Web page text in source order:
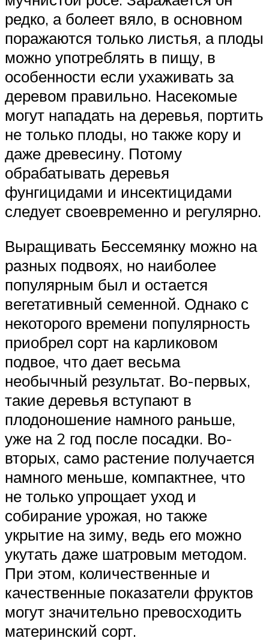
редко, а болеет вяло, в основном
поражаются только листья, а плоды
можно употреблять в пищу, в
особенности если ухаживать за
деревом правильно. Насекомые
могут нападать на деревья, портить
не только плоды, но также кору и
даже древесину. Потому
обрабатывать деревья
фунгицидами и инсектицидами
следует своевременно и регулярно.
Выращивать Бессемянку можно на
разных подвоях, но наиболее
популярным был и остается
вегетативный семенной. Однако с
некоторого времени популярность
приобрел сорт на карликовом
подвое, что дает весьма
необычный результат. Во-первых,
такие деревья вступают в
плодоношение намного раньше,
уже на 2 год после посадки. Во-
вторых, само растение получается
намного меньше, компактнее, что
не только упрощает уход и
собирание урожая, но также
укрытие на зиму, ведь его можно
укутать даже шатровым методом.
При этом, количественные и
качественные показатели фруктов
могут значительно превосходить
материнский сорт.